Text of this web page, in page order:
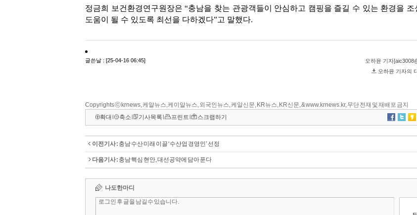
Copyrights ⓒ krnews, 케알뉴스,케이알뉴스, 외국인뉴스, 케알신문, KR뉴스, KR신문, & www.krnews.kr, 무단 전재 및 재배포 금지
확대
축소 기사목록 프린트 스크랩하기
이전기사 : 충남 수산 미래 이끌 ‘수산업 경영인’ 선정
다음기사 : 충남 핵심 현안, 대선공약에 담아 푼다